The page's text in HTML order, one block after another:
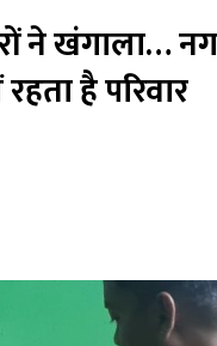
ने खंगाला…
है परिवार